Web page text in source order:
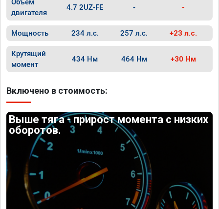
Объём
двигателя
4.7 2UZ-FE - -
Мощность 234 л.с. 257 л.с. +23 л.с.
Крутящий
момент
434 Нм 464 Нм +30 Нм
Включено в стоимость:
Выше тяга - прирост момента с низких
оборотов.